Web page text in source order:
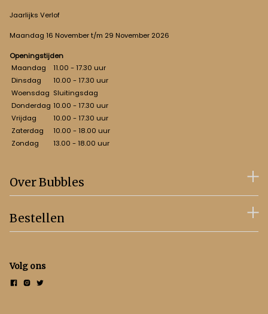
Jaarlijks Verlof
Maandag 16 November t/m 29 November 2026
Openingstijden
Maandag
11.00 - 17.30 uur
Dinsdag
10.00 - 17.30 uur
Woensdag Sluitingsdag
Donderdag 10.00 - 17.30 uur
Vrijdag
10.00 - 17.30 uur
Zaterdag
10.00 - 18.00 uur
Zondag
13.00 - 18.00 uur
Over Bubbles
Bestellen
Volg ons